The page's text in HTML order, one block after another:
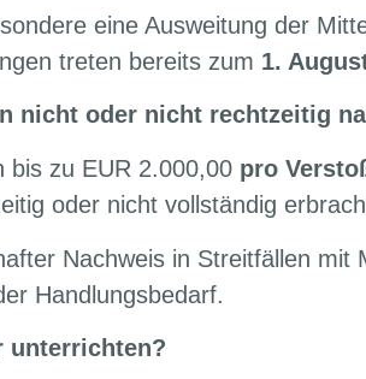
eine Ausweitung der
treten bereits zum 1.
nicht oder nicht rechtzeitig
bis zu EUR 2.000,00 pro
oder nicht vollständig
Nachweis in Streitfällen mit
Handlungsbedarf.
unterrichten?